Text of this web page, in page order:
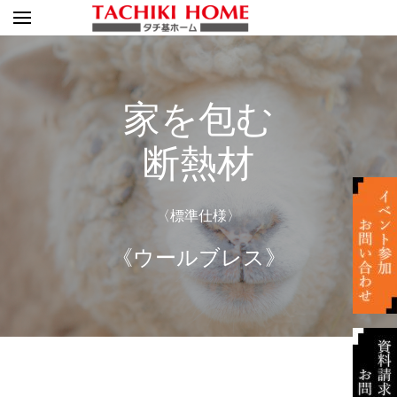
家を包む
断熱材
〈標準仕様〉
《ウールブレス》